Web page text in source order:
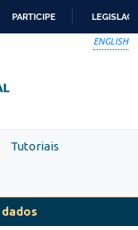
PARTICIPE
ENGLISH
Tutoriais